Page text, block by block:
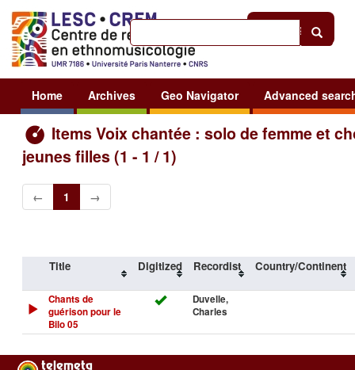
Sign in
Home Archives Geo Navigator Advanced
Items Voix chantée : solo de femme et
jeunes filles (1 - 1 / 1)
← 1 →
Title Digitized Recordist Country/Continent
Chants de
guérison pour le
Bilo 05
Duvelle,
Charles